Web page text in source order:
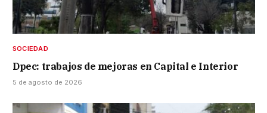
SOCIEDAD
Dpec: trabajos de mejoras en Capital e Interior
5 de agosto de 2026